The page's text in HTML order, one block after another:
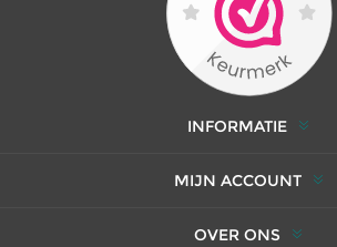
INFORMATIE
MIJN ACCOUNT
OVER ONS